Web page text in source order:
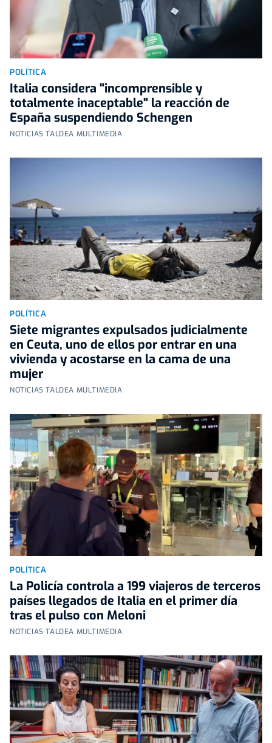
POLÍTICA
Italia considera "incomprensible y
totalmente inaceptable" la reacción de
España suspendiendo Schengen
NOTICIAS TALDEA MULTIMEDIA
POLÍTICA
Siete migrantes expulsados judicialmente
en Ceuta, uno de ellos por entrar en una
vivienda y acostarse en la cama de una
mujer
NOTICIAS TALDEA MULTIMEDIA
POLÍTICA
La Policía controla a 199 viajeros de terceros
países llegados de Italia en el primer día
tras el pulso con Meloni
NOTICIAS TALDEA MULTIMEDIA